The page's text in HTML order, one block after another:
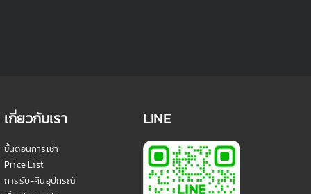
เกี่ยวกับเรา
ขั้นตอนการเช่า
Price List
การรับ-คืนอุปกรณ์
LINE